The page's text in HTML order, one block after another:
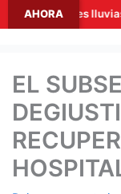
AHORAlluvias y
EL